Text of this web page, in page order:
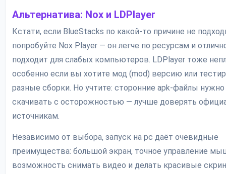
Альтернатива: Nox и LDPlayer
Кстати, если BlueStacks по какой-то причине не
попробуйте Nox Player — он легче по ресурсам и
подходит для слабых компьютеров. LDPlayer тоже
особенно если вы хотите мод (mod) версию или
разные сборки. Но учтите: сторонние apk-файлы нужно
скачивать с осторожностью — лучше доверять
источникам.
Независимо от выбора, запуск на pc даёт очевидные
преимущества: большой экран, точное управление
возможность снимать видео и делать красивые